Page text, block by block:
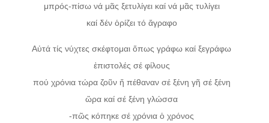
μπρός-πίσω νά μᾶς ξετυλίγει καί νά μᾶς τυλίγει
καί δέν ὁρίζει τό ἄγραφο
Αὐτά τίς νύχτες σκέφτομαι ὅπως γράφω καί ξεγράφω
ἐπιστολές σέ φίλους
πού χρόνια τώρα ζοῦν ἤ πέθαναν σέ ξένη γῆ σέ ξένη
ὥρα καί σέ ξένη γλώσσα
-πῶς κόπηκε σέ χρόνια ὁ χρόνος